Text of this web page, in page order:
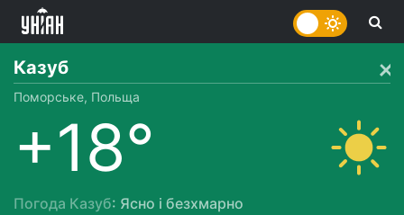
Казуб
Поморське, Польща
+18°
Погода Казуб: Ясно і безхмарно